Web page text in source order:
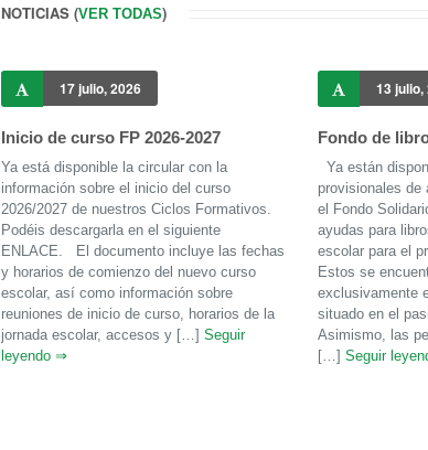
NOTICIAS (VER TODAS)
17 julio, 2026
Inicio de curso FP 2026-2027
Ya está disponible la circular con la
información sobre el inicio del curso
2026/2027 de nuestros Ciclos Formativos.
Podéis descargarla en el siguiente
ENLACE. El documento incluye las fechas
y horarios de comienzo del nuevo curso
escolar, así como información sobre
reuniones de inicio de curso, horarios de la
jornada escolar, accesos y […]Seguir
leyendo ⇒
13 julio,
Fondo de
Ya están
provisionales de
el Fondo
ayudas para
escolar para el
Estos se
exclusivamente
situado en el
Asimismo, las
[…]Seguir